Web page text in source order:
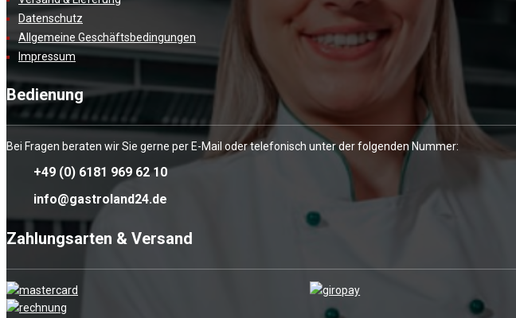
Datenschutz
Allgemeine Geschäftsbedingungen
Impressum
Bedienung
Bei Fragen beraten wir Sie gerne per E-Mail oder telefonisch unter der folgenden Nummer:
+49 (0) 6181 969 62 10
info@gastroland24.de
Zahlungsarten & Versand